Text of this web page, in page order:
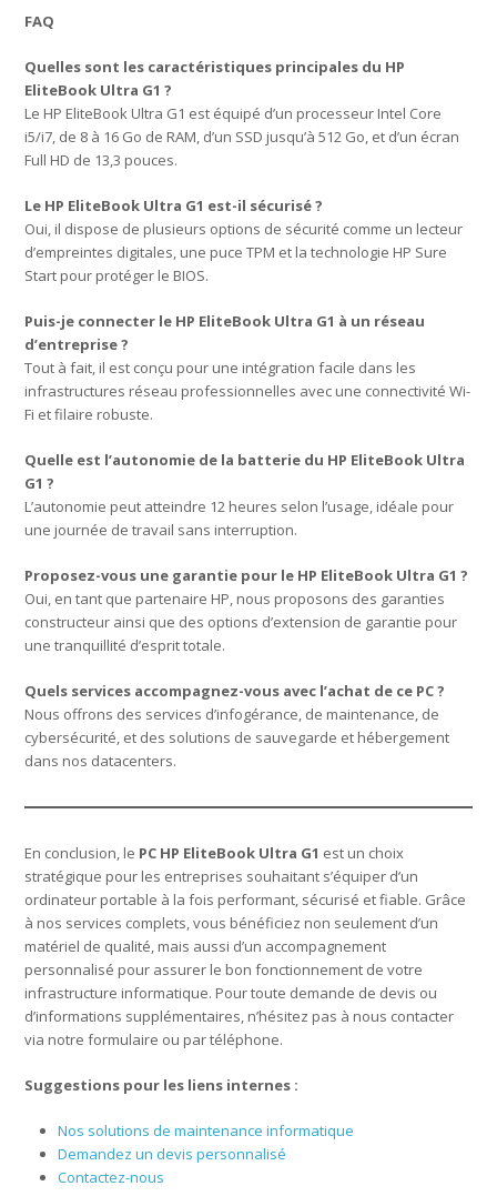
FAQ
Quelles sont les caractéristiques principales du HP
EliteBook Ultra G1 ?
Le HP EliteBook Ultra G1 est équipé d’un processeur Intel Core
i5/i7, de 8 à 16 Go de RAM, d’un SSD jusqu’à 512 Go, et d’un écran
Full HD de 13,3 pouces.
Le HP EliteBook Ultra G1 est-il sécurisé ?
Oui, il dispose de plusieurs options de sécurité comme un lecteur
d’empreintes digitales, une puce TPM et la technologie HP Sure
Start pour protéger le BIOS.
Puis-je connecter le HP EliteBook Ultra G1 à un réseau
d’entreprise ?
Tout à fait, il est conçu pour une intégration facile dans les
infrastructures réseau professionnelles avec une connectivité Wi-
Fi et filaire robuste.
Quelle est l’autonomie de la batterie du HP EliteBook Ultra
G1 ?
L’autonomie peut atteindre 12 heures selon l’usage, idéale pour
une journée de travail sans interruption.
Proposez-vous une garantie pour le HP EliteBook Ultra G1 ?
Oui, en tant que partenaire HP, nous proposons des garanties
constructeur ainsi que des options d’extension de garantie pour
une tranquillité d’esprit totale.
Quels services accompagnez-vous avec l’achat de ce PC ?
Nous offrons des services d’infogérance, de maintenance, de
cybersécurité, et des solutions de sauvegarde et hébergement
dans nos datacenters.
En conclusion, le PC HP EliteBook Ultra G1 est un choix
stratégique pour les entreprises souhaitant s’équiper d’un
ordinateur portable à la fois performant, sécurisé et fiable. Grâce
à nos services complets, vous bénéficiez non seulement d’un
matériel de qualité, mais aussi d’un accompagnement
personnalisé pour assurer le bon fonctionnement de votre
infrastructure informatique. Pour toute demande de devis ou
d’informations supplémentaires, n’hésitez pas à nous contacter
via notre formulaire ou par téléphone.
Suggestions pour les liens internes :
Nos solutions de maintenance informatique
Demandez un devis personnalisé
Contactez-nous